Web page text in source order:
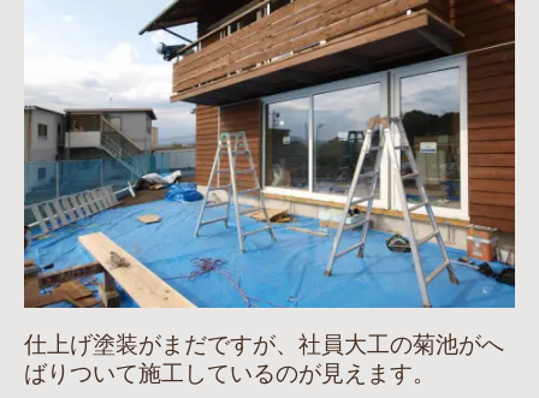
仕上げ塗装がまだですが、社員大工の菊池がへ
ばりついて施工しているのが見えます。